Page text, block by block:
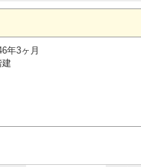
年3ヶ月
建